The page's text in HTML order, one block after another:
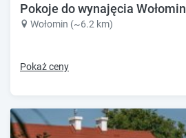
Pokoje do wynajęcia Wołomin
Wołomin (~6.2 km)
Pokaż ceny